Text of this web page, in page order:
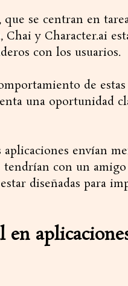
se centran en
Chai y Character.ai
con los usuarios.
de estas
una oportunidad
aplicaciones envían
tendrían con un amigo
diseñadas para
en